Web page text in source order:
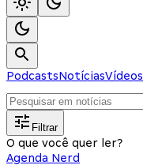
PodcastsNotíciasVídeos
Filtrar
O que você quer ler?
Agenda Nerd